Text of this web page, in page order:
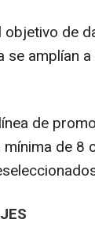
objetivo de
se amplían
de
de 8